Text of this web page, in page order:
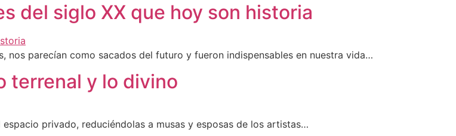
del siglo XX que hoy son historia
nos parecían como sacados del futuro y fueron indispensables en nuestra vida…
terrenal y lo divino
privado, reduciéndolas a musas y esposas de los artistas…